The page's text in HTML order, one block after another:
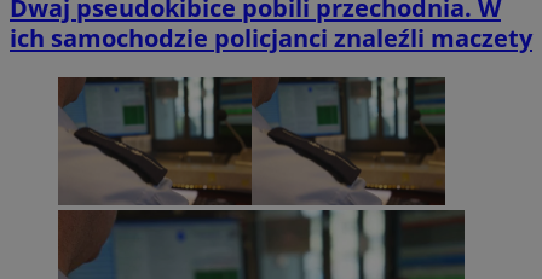
Dwaj pseudokibice pobili przechodnia. W
ich samochodzie policjanci znaleźli maczety